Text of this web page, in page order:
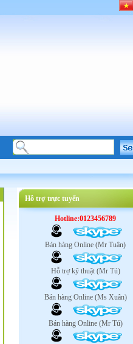
Hỗ trợ trực tuyến
Hotline:0123456789
Bán hàng Online (Mr Tuân)
Hỗ trợ kỹ thuật (Mr Tú)
Bán hàng Online (Ms Xuân)
Bán hàng Online (Mr Tú)